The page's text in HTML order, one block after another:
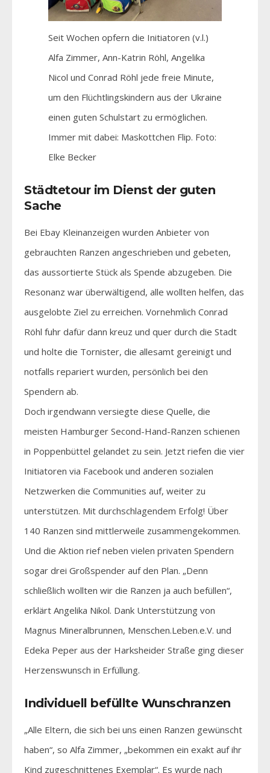
Seit Wochen opfern die Initiatoren (v.l.)
Alfa Zimmer, Ann-Katrin Röhl, Angelika
Nicol und Conrad Röhl jede freie Minute,
um den Flüchtlingskindern aus der Ukraine
einen guten Schulstart zu ermöglichen.
Immer mit dabei: Maskottchen Flip. Foto:
Elke Becker
Städtetour im Dienst der guten
Sache
Bei Ebay Kleinanzeigen wurden Anbieter von
gebrauchten Ranzen angeschrieben und gebeten,
das aussortierte Stück als Spende abzugeben. Die
Resonanz war überwältigend, alle wollten helfen, das
ausgelobte Ziel zu erreichen. Vornehmlich Conrad
Röhl fuhr dafür dann kreuz und quer durch die Stadt
und holte die Tornister, die allesamt gereinigt und
notfalls repariert wurden, persönlich bei den
Spendern ab.
Doch irgendwann versiegte diese Quelle, die
meisten Hamburger Second-Hand-Ranzen schienen
in Poppenbüttel gelandet zu sein. Jetzt riefen die vier
Initiatoren via Facebook und anderen sozialen
Netzwerken die Communities auf, weiter zu
unterstützen. Mit durchschlagendem Erfolg! Über
140 Ranzen sind mittlerweile zusammengekommen.
Und die Aktion rief neben vielen privaten Spendern
sogar drei Großspender auf den Plan. „Denn
schließlich wollten wir die Ranzen ja auch befüllen“,
erklärt Angelika Nikol. Dank Unterstützung von
Magnus Mineralbrunnen, Menschen.Leben.e.V. und
Edeka Peper aus der Harksheider Straße ging dieser
Herzenswunsch in Erfüllung.
Individuell befüllte Wunschranzen
„Alle Eltern, die sich bei uns einen Ranzen gewünscht
haben“, so Alfa Zimmer, „bekommen ein exakt auf ihr
Kind zugeschnittenes Exemplar“. Es wurde nach